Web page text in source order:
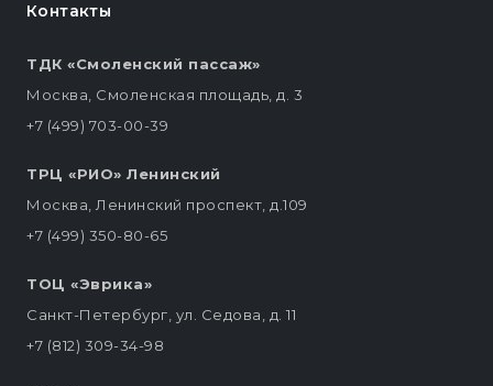
Контакты
ТДК «Смоленский пассаж»
Москва, Смоленская площадь, д. 3
+7 (499) 703-00-39
ТРЦ «РИО» Ленинский
Москва, Ленинский проспект, д.109
+7 (499) 350-80-65
ТОЦ «Эврика»
Санкт-Петербург, ул. Седова, д. 11
+7 (812) 309-34-98